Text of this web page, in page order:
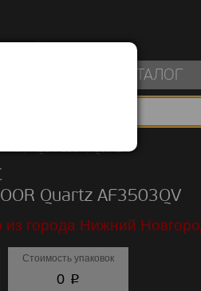
КАТАЛОГ
/AQUAFLOOR/Quartz
Quartz AF3503QV
из города Нижний
Стоимость упаковок
0 p